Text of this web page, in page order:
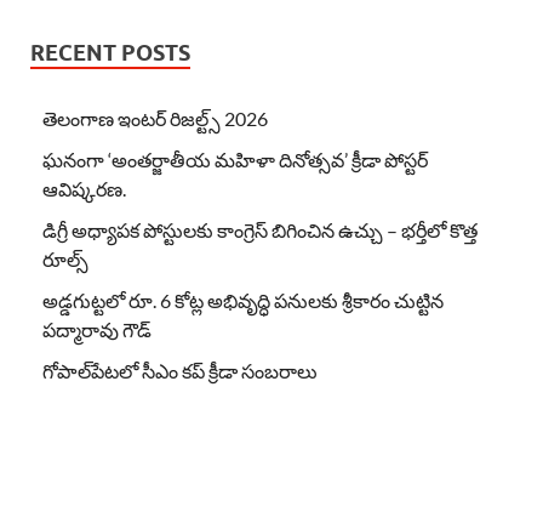
RECENT POSTS
తెలంగాణ ఇంటర్ రిజల్ట్స్ 2026
ఘనంగా ‘అంతర్జాతీయ మహిళా దినోత్సవ’ క్రీడా పోస్టర్
ఆవిష్కరణ.
డిగ్రీ అధ్యాపక పోస్టులకు కాంగ్రెస్ బిగించిన ఉచ్చు – భర్తీలో కొత్త
రూల్స్
అడ్డగుట్టలో రూ. 6 కోట్ల అభివృద్ధి పనులకు శ్రీకారం చుట్టిన
పద్మారావు గౌడ్
గోపాల్‌పేటలో సీఎం కప్ క్రీడా సంబరాలు